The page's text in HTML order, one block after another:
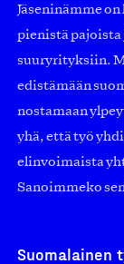
Jäseninämme
pienistä
suuryrityksiin.
edistämään
nostamaan
yhä, että työ
elinvoimaista
Sanoimmeko
Suomalainen